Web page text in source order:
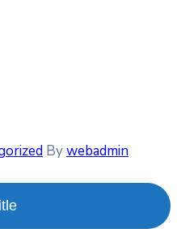
Bywebadmin